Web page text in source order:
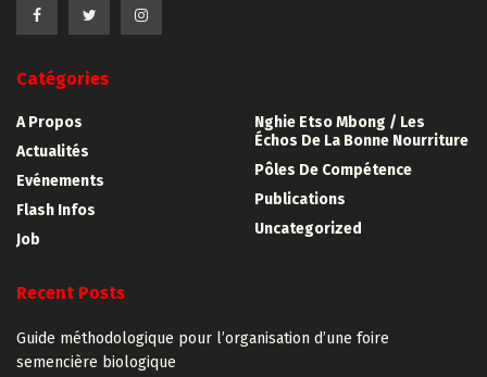
Catégories
A Propos
Actualités
Evénements
Flash Infos
Job
Nghie Etso Mbong / Les
Échos De La Bonne Nourriture
Pôles De Compétence
Publications
Uncategorized
Recent Posts
Guide méthodologique pour l’organisation d’une foire
semencière biologique